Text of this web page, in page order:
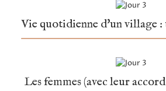
Vie quotidienne d'un village :
Les femmes (avec leur